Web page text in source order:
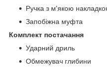
Ручка з м'якою
Запобіжна муфта
Комплект постачання
Ударний дриль
Обмежувач глибини